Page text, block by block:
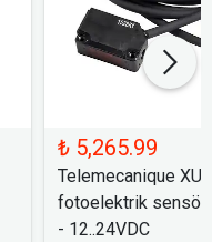
₺ 5,265.99
Telemecanique
fotoelektrik sensör
- 12..24VDC